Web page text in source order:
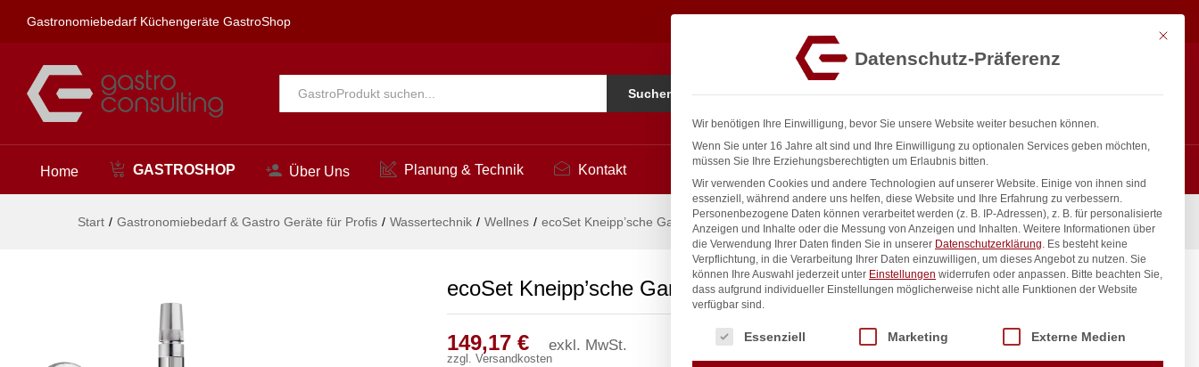
Gastronomiebedarf Küchengeräte GastroShop
Alle Suchen
Home GASTROSHOP Über Uns Planung & Technik Kontakt
Start / Gastronomiebedarf & Gastro Geräte für Profis / Wassertechnik / Wellnes / ecoSet Kneipp’sche Garnitur 1/2″
ecoSet Kneipp’sche Garnitur 1/2″
149,17 € exkl. MwSt.
zzgl. Versandkosten
inkl. / exkl. MwSt.
Beschreibung
149,17€ exkl. MwSt. In den Warenkorb
Mit
Datenschutz-Präferenz
Wir benötigen Ihre Einwilligung, bevor Sie unsere Website weiter besuchen können.
Wenn Sie unter 16 Jahre alt sind und Ihre Einwilligung zu optionalen Services geben möchten,
müssen Sie Ihre Erziehungsberechtigten um Erlaubnis bitten.
Wir verwenden Cookies und andere Technologien auf unserer Website. Einige von ihnen sind
essenziell, während andere uns helfen, diese Website und Ihre Erfahrung zu verbessern.
Personenbezogene Daten können verarbeitet werden (z. B. IP-Adressen), z. B. für personalisierte
Anzeigen und Inhalte oder die Messung von Anzeigen und Inhalten. Weitere Informationen über
die Verwendung Ihrer Daten finden Sie in unserer Datenschutzerklärung. Es besteht keine
Verpflichtung, in die Verarbeitung Ihrer Daten einzuwilligen, um dieses Angebot zu nutzen. Sie
können Ihre Auswahl jederzeit unter Einstellungen widerrufen oder anpassen. Bitte beachten Sie,
dass aufgrund individueller Einstellungen möglicherweise nicht alle Funktionen der Website
verfügbar sind.
Es folgt eine Liste der Service-Gruppen, für die eine Einwilligung erteilt werden kann.
Essenziell Marketing Externe Medien